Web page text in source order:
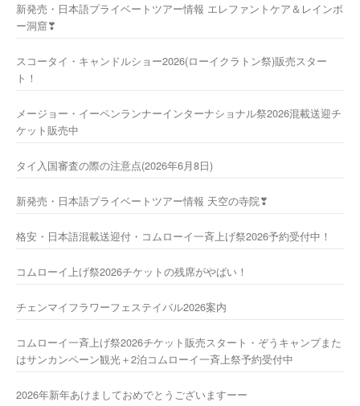
新発売・日本語プライベートツアー情報 エレファントケア＆レインボ
ー洞窟❣
スコータイ・キャンドルショー2026(ローイクラトン祭)販売スター
ト！
メージョー・イーペンランナーインターナショナル祭2026混載送迎チ
ケット販売中
タイ入国審査の際の注意点(2026年6月8日)
新発売・日本語プライベートツアー情報 天空の寺院❣
格安・日本語混載送迎付・コムローイ一斉上げ祭2026予約受付中！
コムローイ上げ祭2026チケットの残席がやばい！
チェンマイフラワーフェステイバル2026案内
コムローイ一斉上げ祭2026チケット販売スタート・ぞうキャンプまた
はサンカンペーン観光＋2泊コムローイ一斉上祭予約受付中
2026年新年あけましておめでとうございますーー